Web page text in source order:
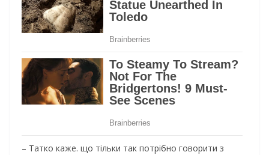
– Татко каже. що тільки так потрібно говорити з